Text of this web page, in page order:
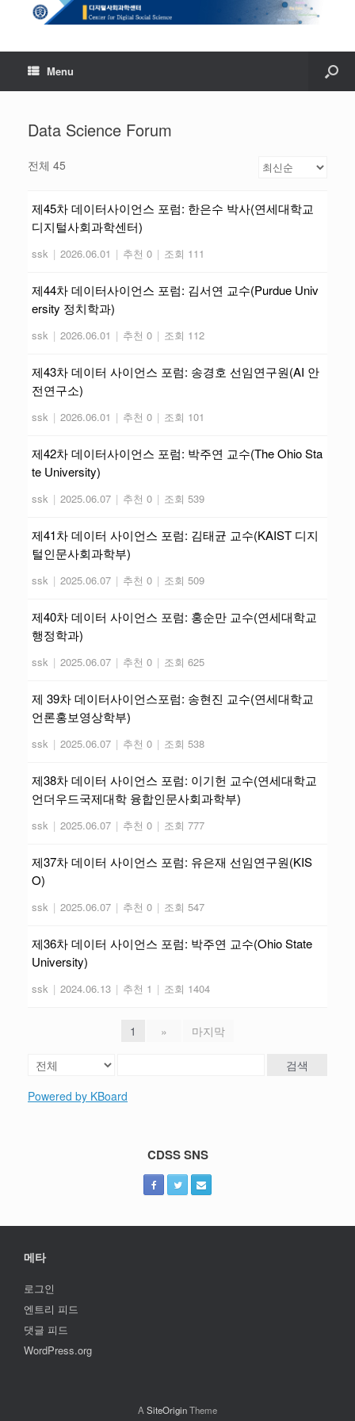
Menu
Data Science Forum
전체 45
제45차 데이터사이언스 포럼: 한은수 박사(연세대학교
디지털사회과학센터)
ssk | 2026.06.01 | 추천 0 | 조회 111
제44차 데이터사이언스 포럼: 김서연 교수(Purdue Univ
ersity 정치학과)
ssk | 2026.06.01 | 추천 0 | 조회 112
제43차 데이터 사이언스 포럼: 송경호 선임연구원(AI 안
전연구소)
ssk | 2026.06.01 | 추천 0 | 조회 101
제42차 데이터사이언스 포럼: 박주연 교수(The Ohio Sta
te University)
ssk | 2025.06.07 | 추천 0 | 조회 539
제41차 데이터 사이언스 포럼: 김태균 교수(KAIST 디지
털인문사회과학부)
ssk | 2025.06.07 | 추천 0 | 조회 509
제40차 데이터 사이언스 포럼: 홍순만 교수(연세대학교
행정학과)
ssk | 2025.06.07 | 추천 0 | 조회 625
제 39차 데이터사이언스포럼: 송현진 교수(연세대학교
언론홍보영상학부)
ssk | 2025.06.07 | 추천 0 | 조회 538
제38차 데이터 사이언스 포럼: 이기헌 교수(연세대학교
언더우드국제대학 융합인문사회과학부)
ssk | 2025.06.07 | 추천 0 | 조회 777
제37차 데이터 사이언스 포럼: 유은재 선임연구원(KIS
O)
ssk | 2025.06.07 | 추천 0 | 조회 547
제36차 데이터 사이언스 포럼: 박주연 교수(Ohio State
University)
ssk | 2024.06.13 | 추천 1 | 조회 1404
1 » 마지막
검색
Powered by KBoard
CDSS SNS
메타
로그인
엔트리 피드
댓글 피드
WordPress.org
A SiteOriginTheme